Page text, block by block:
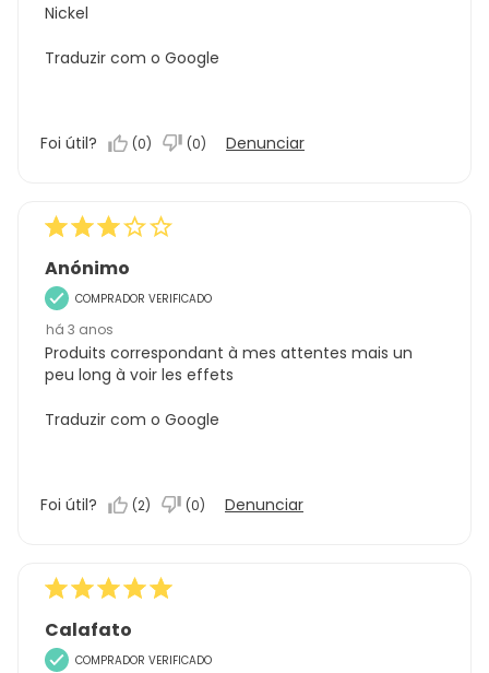
Nickel
Traduzir com o Google
Foi útil? (0) (0) Denunciar
Anónimo
COMPRADOR VERIFICADO
há 3 anos
Produits correspondant à mes attentes mais un
peu long à voir les effets
Traduzir com o Google
Foi útil? (2) (0) Denunciar
Calafato
COMPRADOR VERIFICADO